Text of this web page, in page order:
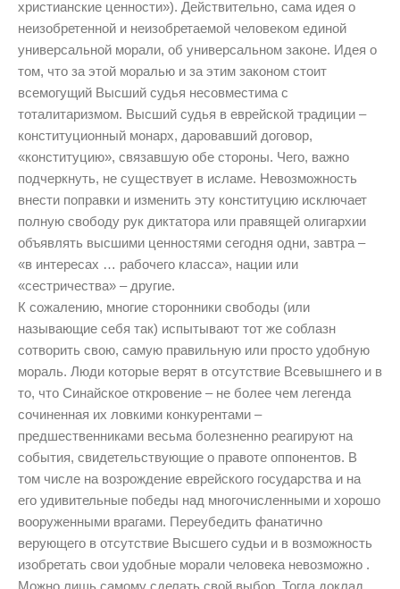
христианские ценности»). Действительно, сама идея о
неизобретенной и неизобретаемой человеком единой
универсальной морали, об универсальном законе. Идея о
том, что за этой моралью и за этим законом стоит
всемогущий Высший судья несовместима с
тоталитаризмом. Высший судья в еврейской традиции –
конституционный монарх, даровавший договор,
«конституцию», связавшую обе стороны. Чего, важно
подчеркнуть, не существует в исламе. Невозможность
внести поправки и изменить эту конституцию исключает
полную свободу рук диктатора или правящей олигархии
объявлять высшими ценностями сегодня одни, завтра –
«в интересах … рабочего класса», нации или
«сестричества» – другие.
К сожалению, многие сторонники свободы (или
называющие себя так) испытывают тот же соблазн
сотворить свою, самую правильную или просто удобную
мораль. Люди которые верят в отсутствие Всевышнего и в
то, что Синайское откровение – не более чем легенда
сочиненная их ловкими конкурентами –
предшественниками весьма болезненно реагируют на
события, свидетельствующие о правоте оппонентов. В
том числе на возрождение еврейского государства и на
его удивительные победы над многочисленными и хорошо
вооруженными врагами. Переубедить фанатично
верующего в отсутствие Высшего судьи и в возможность
изобретать свои удобные морали человека невозможно .
Можно лишь самому сделать свой выбор. Тогда доклад